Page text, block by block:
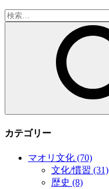
検
索:
カテゴリー
マオリ文化 (70)
文化/慣習 (31)
歴史 (8)